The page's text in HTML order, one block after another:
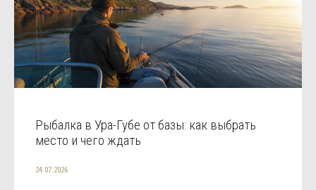
Рыбалка в Ура-Губе от базы: как выбрать
место и чего ждать
24.07.2026